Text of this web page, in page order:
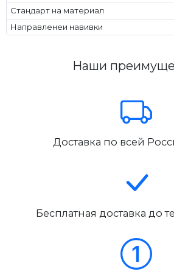
Стандарт на материал
Направленеи навивки
Наши
Доставка по всей
Бесплатная доставка до